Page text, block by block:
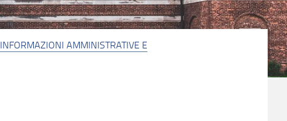
INFORMAZIONI AMMINISTRATIVE E